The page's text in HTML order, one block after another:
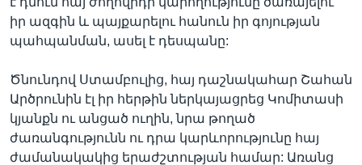
իր ազգին և պայքարելու հանուն իր գոյության
պահպանման, ասել է դեսպանը:
Ծնունդով Ստամբուլից, հայ դաշնակահար Շահան
Արծրունին էլ իր հերթին ներկայացրեց Կոմիտասի
կյանքն ու անցած ուղին, նրա թողած
ժառանգությունն ու դրա կարևորությունը հայ
ժամանակակից երաժշտության համար: Առանց